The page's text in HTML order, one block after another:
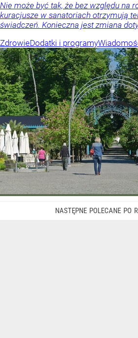
Nie może być tak, że bez względu na
kuracjusze w sanatoriach otrzymują
świadczeń. Konieczna jest zmiana
ZdrowieDodatki i programy